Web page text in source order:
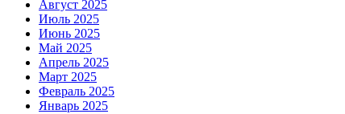
Август 2025
Июль 2025
Июнь 2025
Май 2025
Апрель 2025
Март 2025
Февраль 2025
Январь 2025